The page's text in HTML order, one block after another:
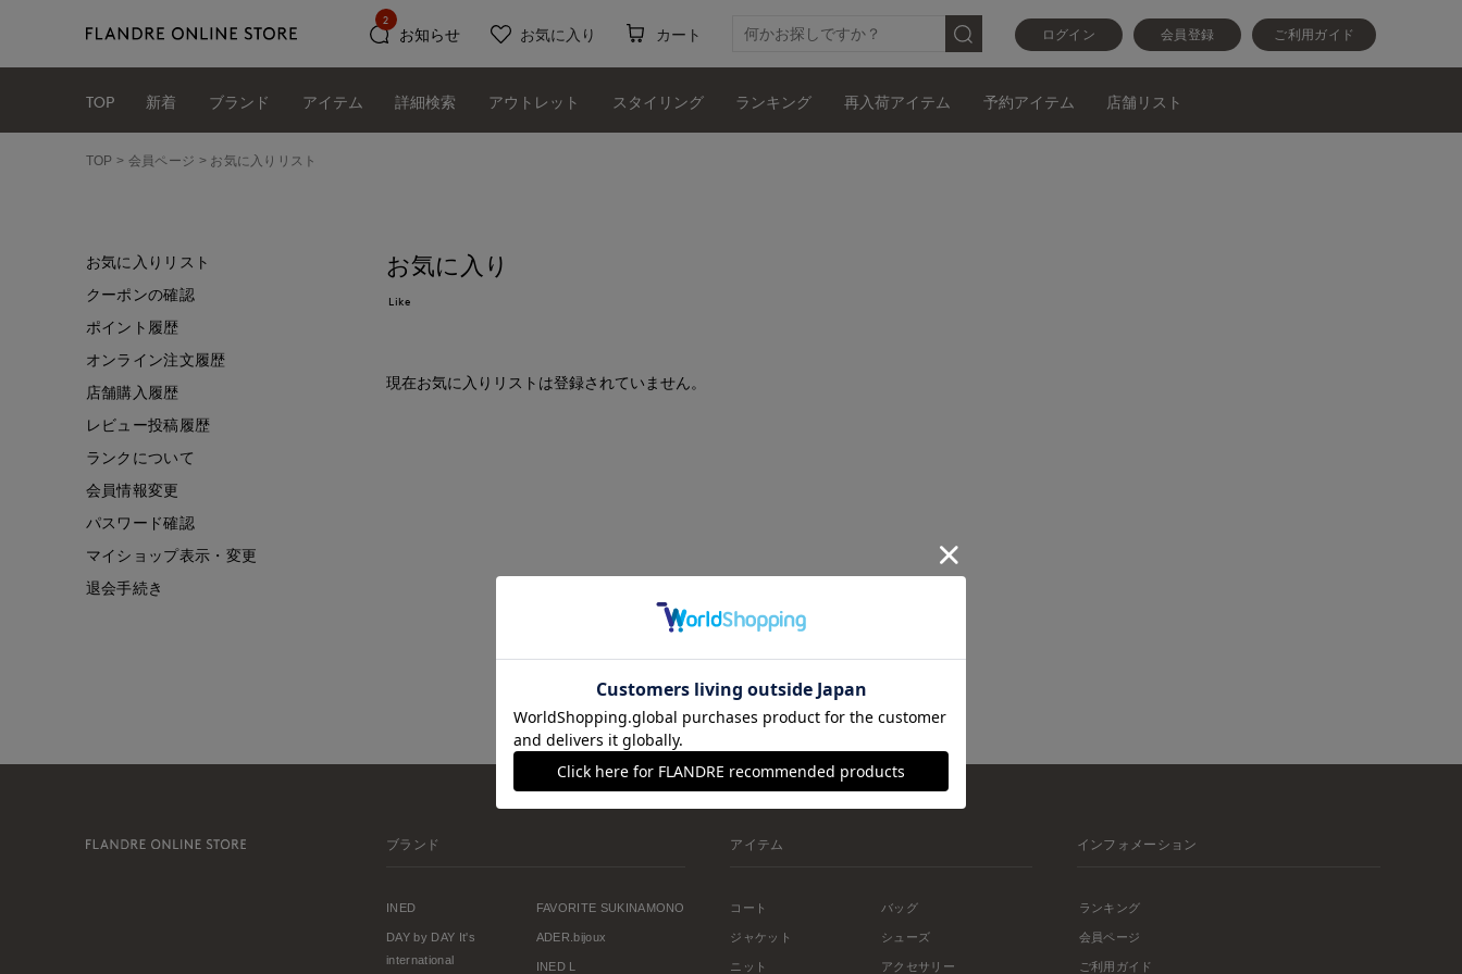
ログイン 会員登録 ご利用ガイド
お知らせ
2
お気に入り カート
TOP 新着 ブランド アイテム 詳細検索 アウトレット スタイリング ランキング 再入荷アイテム 予約アイテム 店舗リスト
TOP 会員ページ お気に入りリスト
お気に入り
Like
現在お気に入りリストは登録されていません。
お気に入りリスト
クーポンの確認
ポイント履歴
オンライン注文履歴
店舗購入履歴
レビュー投稿履歴
ランクについて
会員情報変更
パスワード確認
マイショップ表示・変更
退会手続き
ブランド
INED
DAY by DAY It's
international
FAVORITE SUKINAMONO
ADER.bijoux
INED L
アイテム
コート
ジャケット
ニット
バッグ
シューズ
アクセサリー
インフォメーション
ランキング
会員ページ
ご利用ガイド